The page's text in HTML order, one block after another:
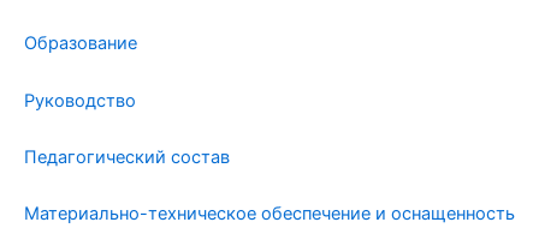
Образование
Руководство
Педагогический состав
Материально-техническое обеспечение и оснащенность